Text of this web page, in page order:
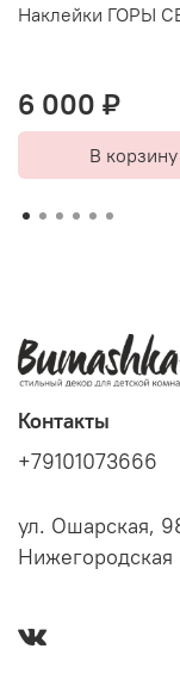
Наклейки ГОРЫ
6 000 ₽
В корзину
Контакты
+79101073666
ул. Ошарская,
Нижегородская